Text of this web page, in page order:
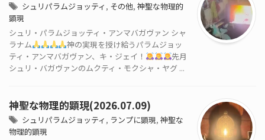
シュリパラムジョッティ , その他, 神聖な物理的
顕現
シュリ・パラムジョッティ・アンマバガヴァン シャ
ラナム
神の実現を授け給うパラムジョッ
ティ・アンマバガヴァン、キ・ジェイ！
先月
シュリ・バガヴァンのムクティ・モクシャ・ヤグ ...
神聖な物理的顕現(2026.07.09)
シュリパラムジョッティ , ランプに顕現, 神聖な
物理的顕現